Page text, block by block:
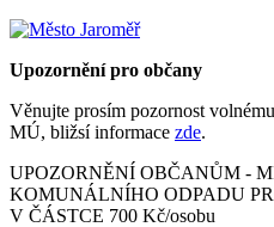
Upozornění pro občany
Věnujte prosím pozornost
MÚ, bližsí informace zde.
UPOZORNĚNÍ OBČANŮM -
KOMUNÁLNÍHO ODPADU
V ČÁSTCE 700 Kč/osobu